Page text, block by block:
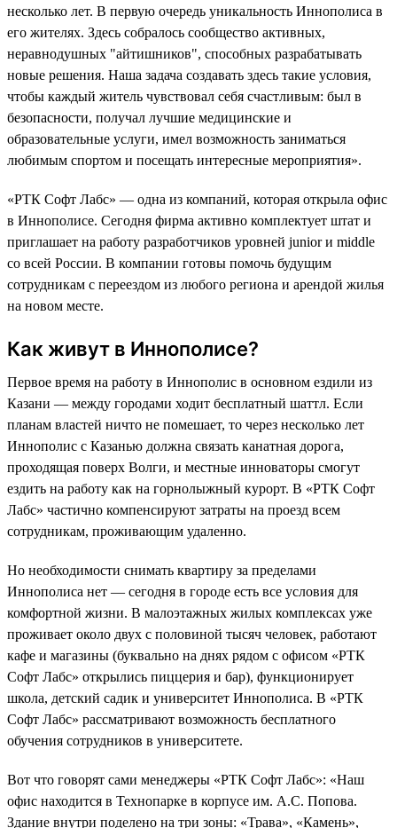
несколько лет. В первую очередь уникальность Иннополиса в
его жителях. Здесь собралось сообщество активных,
неравнодушных "айтишников", способных разрабатывать
новые решения. Наша задача создавать здесь такие условия,
чтобы каждый житель чувствовал себя счастливым: был в
безопасности, получал лучшие медицинские и
образовательные услуги, имел возможность заниматься
любимым спортом и посещать интересные мероприятия».
«РТК Софт Лабс» — одна из компаний, которая открыла офис
в Иннополисе. Сегодня фирма активно комплектует штат и
приглашает на работу разработчиков уровней junior и middle
со всей России. В компании готовы помочь будущим
сотрудникам с переездом из любого региона и арендой жилья
на новом месте.
Как живут в Иннополисе?
Первое время на работу в Иннополис в основном ездили из
Казани — между городами ходит бесплатный шаттл. Если
планам властей ничто не помешает, то через несколько лет
Иннополис с Казанью должна связать канатная дорога,
проходящая поверх Волги, и местные инноваторы смогут
ездить на работу как на горнолыжный курорт. В «РТК Софт
Лабс» частично компенсируют затраты на проезд всем
сотрудникам, проживающим удаленно.
Но необходимости снимать квартиру за пределами
Иннополиса нет — сегодня в городе есть все условия для
комфортной жизни. В малоэтажных жилых комплексах уже
проживает около двух с половиной тысяч человек, работают
кафе и магазины (буквально на днях рядом с офисом «РТК
Софт Лабс» открылись пиццерия и бар), функционирует
школа, детский садик и университет Иннополиса. В «РТК
Софт Лабс» рассматривают возможность бесплатного
обучения сотрудников в университете.
Вот что говорят сами менеджеры «РТК Софт Лабс»: «Наш
офис находится в Технопарке в корпусе им. А.С. Попова.
Здание внутри поделено на три зоны: «Трава», «Камень»,